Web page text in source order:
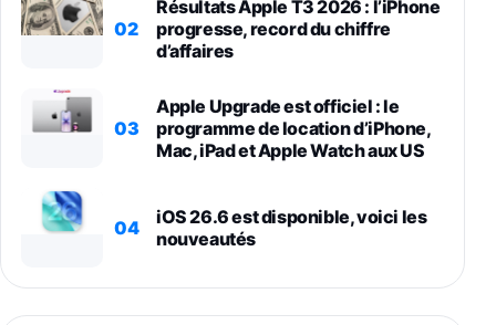
02
Résultats Apple T3 2026 : l’iPhone
progresse, record du chiffre
d’affaires
03
Apple Upgrade est officiel : le
programme de location d’iPhone,
Mac, iPad et Apple Watch aux US
04
iOS 26.6 est disponible, voici les
nouveautés